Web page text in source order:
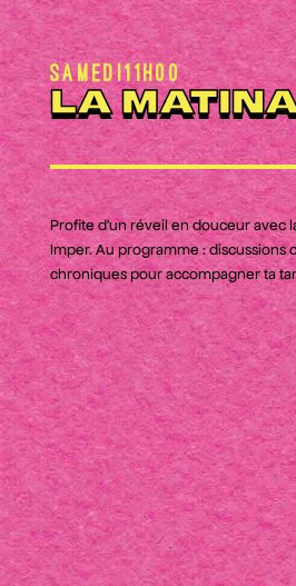
Samedi11h00
LA
Profite d'un réveil en douceur avec
Imper. Au programme : discussions
chroniques pour accompagner ta